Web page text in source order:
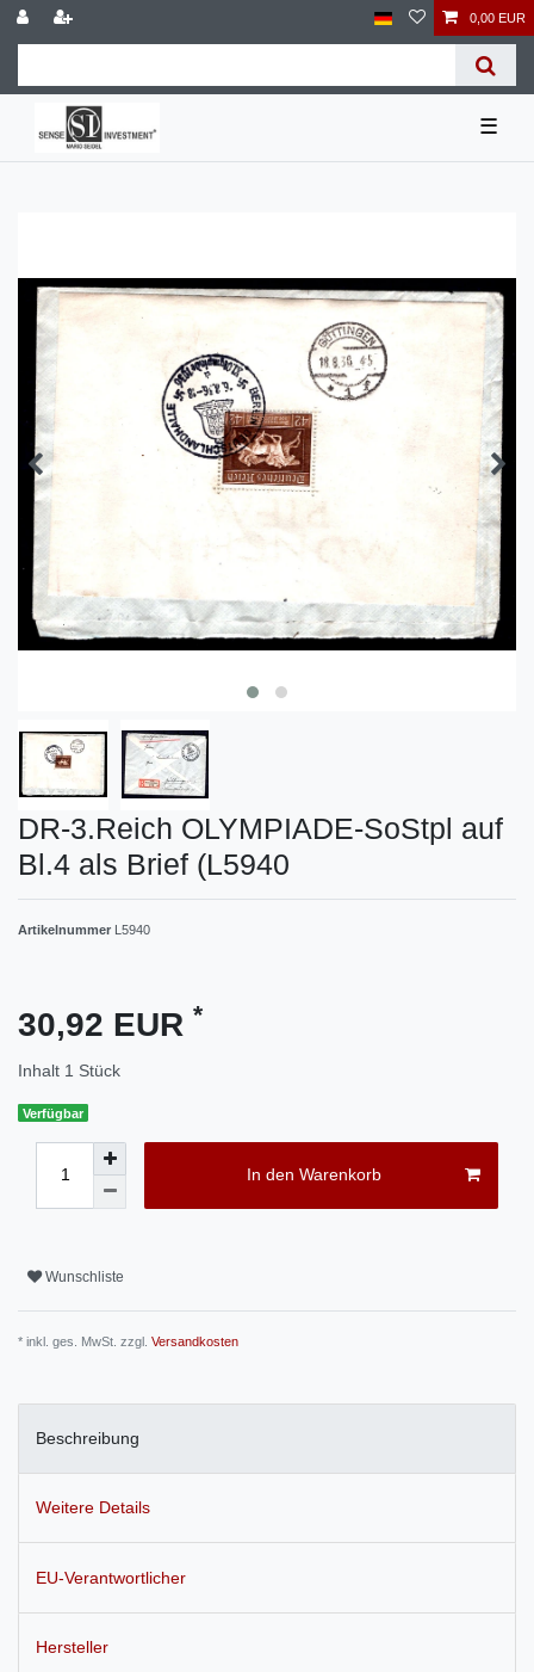
0,00 EUR
☰
DR-3.Reich OLYMPIADE-SoStpl auf
Bl.4 als Brief (L5940
Artikelnummer L5940
30,92 EUR *
Inhalt 1 Stück
Verfügbar
In den Warenkorb
Wunschliste
* inkl. ges. MwSt. zzgl. Versandkosten
Beschreibung
Weitere Details
EU-Verantwortlicher
Hersteller